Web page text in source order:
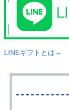
LINEギフトとは→